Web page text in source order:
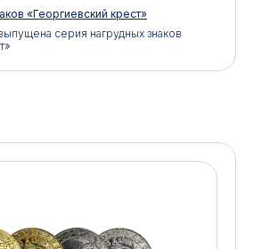
«Георгиевский крест»
серия нагрудных знаков